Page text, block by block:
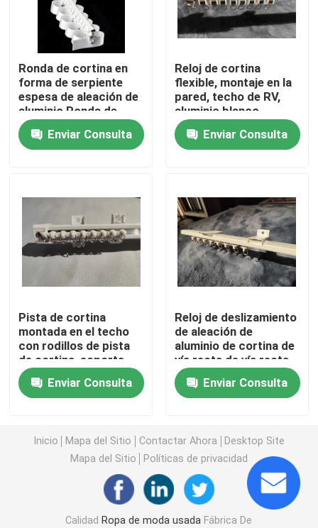
Control de calidad
Éntrenos en contacto con
Pida una cita
Ropa Infantil Primaria
Zapatos de los hombres de la segunda mano
2dos bolsos de mano
Bolsos de lujo de segunda mano
Trajes Casuales De Otoño
Camisas para hombre nuevo modelo
Ronda de cortina en
forma de serpiente
espesa de aleación de
aluminio Ronda de
cortina deslizante
Enviar Consulta
Reloj de cortina
flexible, montaje en la
pared, techo de RV,
aluminio blanco
Enviar Consulta
Pista de cortina
montada en el techo
con rodillos de pista
de cortina, soporte
lateral soporte
superiorEnviar Consulta
Reloj de deslizamiento
de aleación de
aluminio de cortina de
vía recta de vía recta,
código superior,
código lateral,
conjunto de
Enviar Consulta
Inicio Mapa del Sitio Contactar Ahora
Desktop Site
Mapa del Sitio
Políticas de privacidad
Calidad Ropa de moda usada Fábrica De